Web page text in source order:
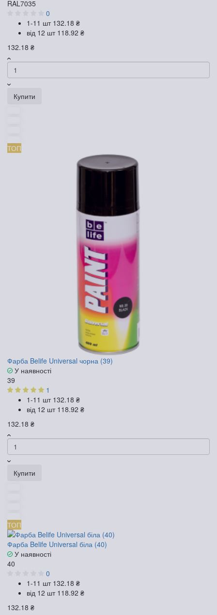
RAL7035
0
1-11 шт 132.18 ₴
від 12 шт 118.92 ₴
132.18 ₴
Купити
ТОП
Фарба Belife Universal чорна (39)
У наявності
39
1
1-11 шт 132.18 ₴
від 12 шт 118.92 ₴
132.18 ₴
Купити
ТОП
Фарба Belife Universal біла (40)
У наявності
40
0
1-11 шт 132.18 ₴
від 12 шт 118.92 ₴
132.18 ₴